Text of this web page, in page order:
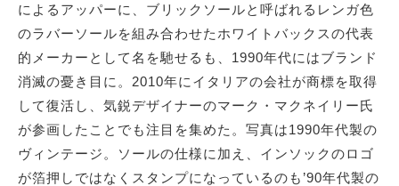
によるアッパーに、ブリックソールと呼ばれるレンガ色
のラバーソールを組み合わせたホワイトバックスの代表
的メーカーとして名を馳せるも、1990年代にはブランド
消滅の憂き目に。2010年にイタリアの会社が商標を取得
して復活し、気鋭デザイナーのマーク・マクネイリー氏
が参画したことでも注目を集めた。写真は1990年代製の
ヴィンテージ。ソールの仕様に加え、インソックのロゴ
が箔押しではなくスタンプになっているのも’90年代製の